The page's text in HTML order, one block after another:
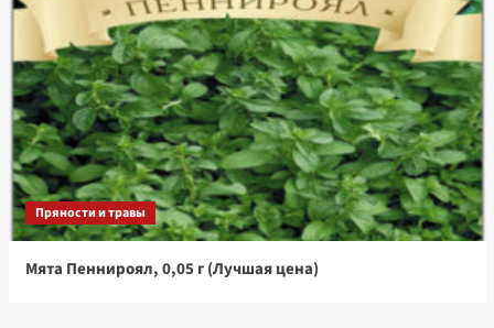
Пряности и травы
Мята Пеннироял, 0,05 г (Лучшая цена)